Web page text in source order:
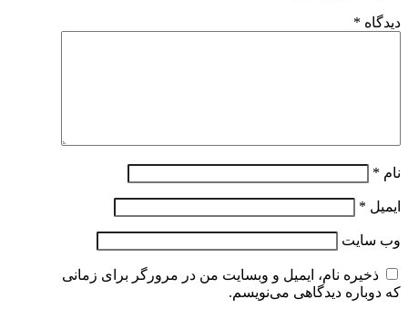
دیدگاه *
نام *
ایمیل *
وب‌ سایت
ذخیره نام، ایمیل و وبسایت من در مرورگر برای زمانی
که دوباره دیدگاهی می‌نویسم.